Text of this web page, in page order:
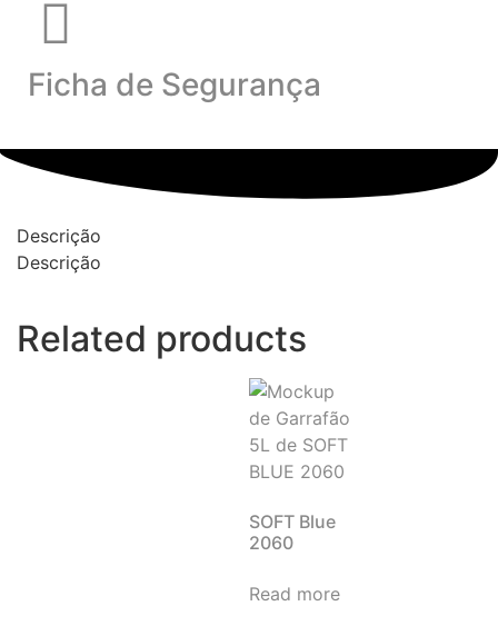
Ficha de Segurança
Descrição
Descrição
Related products
SOFT Blue
2060
Read more